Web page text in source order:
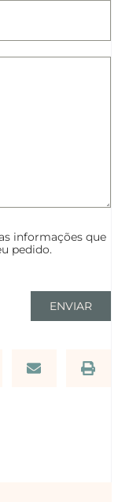
informações que
pedido.
ENVIAR